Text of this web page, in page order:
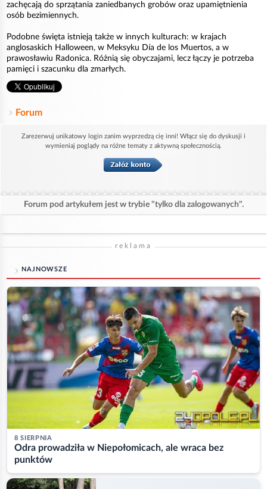
zachęcają do sprzątania zaniedbanych grobów oraz upamiętnienia
osób bezimiennych.
Podobne święta istnieją także w innych kulturach: w krajach
anglosaskich Halloween, w Meksyku Día de los Muertos, a w
prawosławiu Radonica. Różnią się obyczajami, lecz łączy je potrzeba
pamięci i szacunku dla zmarłych.
Forum
Zarezerwuj unikatowy login zanim wyprzedzą cię inni! Włącz się do dyskusji i
wymieniaj poglądy na różne tematy z aktywną społecznością.
Forum pod artykułem jest w trybie "tylko dla zalogowanych".
reklama
NAJNOWSZE
8 SIERPNIA
Odra prowadziła w Niepołomicach, ale wraca bez
punktów